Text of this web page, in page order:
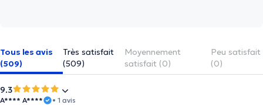
Tous les avis
(509)
Très satisfait
(509)
Moyennement
satisfait (0)
Peu satisfait
(0)
9.3
A**** A**** • 1 avis